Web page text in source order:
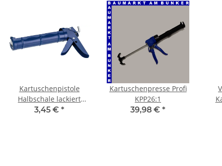
Kartuschenpistole
Halbschale lackiert
gezahnte Schubstange
3,45 € *
Kartuschenpresse Profi
KPP26:1
39,98 € *